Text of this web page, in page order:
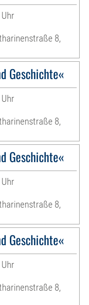
8,
Geschichte«
8,
Geschichte«
8,
Geschichte«
8,